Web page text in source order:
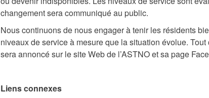
changement sera communiqué au public.
Nous continuons de nous engager à tenir les résidents
niveaux de service à mesure que la situation évolue.
sera annoncé sur le site Web de l’ASTNO et sa page
Liens connexes